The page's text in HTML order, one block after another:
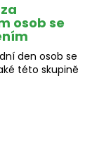
osob se
den osob se
této skupině